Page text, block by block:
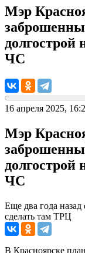
Мэр
долгострой
ЧС
16 апреля 2025,
Мэр
долгострой
ЧС
Еще два года
сделать там ТРЦ
В Красноярске